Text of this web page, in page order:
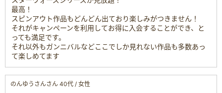
最高！
スピンアウト作品もどんどん出ており楽しみがつきません！
それがキャンペーンを利用してお得に入会することができ、と
っても満足です。
それ以外もガンニバルなどここでしか見れない作品も多数あっ
て楽しめてます
のんゆうさんさん 40代 / 女性